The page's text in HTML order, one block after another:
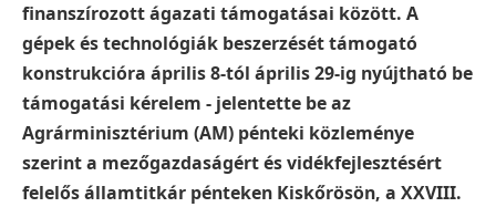
finanszírozott ágazati támogatásai között. A
gépek és technológiák beszerzését támogató
konstrukcióra április 8-tól április 29-ig nyújtható be
támogatási kérelem - jelentette be az
Agrárminisztérium (AM) pénteki közleménye
szerint a mezőgazdaságért és vidékfejlesztésért
felelős államtitkár pénteken Kiskőrösön, a XXVIII.